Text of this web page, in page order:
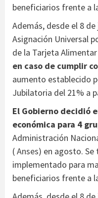
beneficiarios frente a
Además, desde el 8
Asignación Universal
de la Tarjeta Alimentar
en caso de cumplir
aumento establecido
Jubilatoria del 21% a
El Gobierno decidió
económica para 4
Administración
(Anses) en agosto. Se
implementado para
beneficiarios frente a